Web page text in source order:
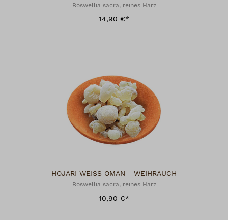
Boswellia sacra, reines Harz
14,90 €*
HOJARI WEISS OMAN - WEIHRAUCH
Boswellia sacra, reines Harz
10,90 €*